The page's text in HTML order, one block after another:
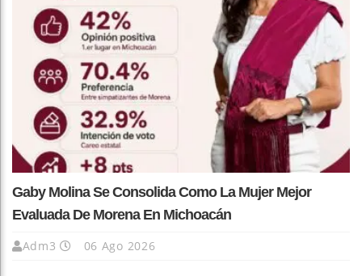
Gaby Molina Se Consolida Como La Mujer Mejor
Evaluada De Morena En Michoacán
Adm3 06 Ago 2026